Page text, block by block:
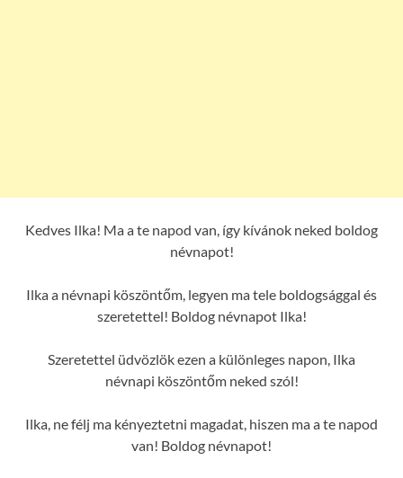
Kedves Ilka! Ma a te napod van, így kívánok neked boldog
névnapot!
Ilka a névnapi köszöntőm, legyen ma tele boldogsággal és
szeretettel! Boldog névnapot Ilka!
Szeretettel üdvözlök ezen a különleges napon, Ilka
névnapi köszöntőm neked szól!
Ilka, ne félj ma kényeztetni magadat, hiszen ma a te napod
van! Boldog névnapot!